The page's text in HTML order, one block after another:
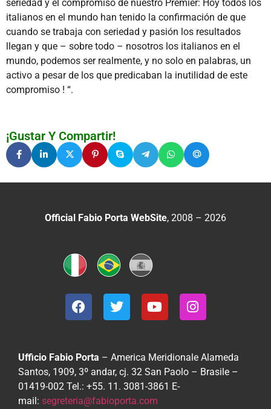
seriedad y el compromiso de nuestro Premier: Hoy todos los
italianos en el mundo han tenido la confirmación de que
cuando se trabaja con seriedad y pasión los resultados
llegan y que – sobre todo – nosotros los italianos en el
mundo, podemos ser realmente, y no solo en palabras, un
activo a pesar de los que predicaban la inutilidad de este
compromiso ! “.
¡Gustar Y Compartir!
Official Fabio Porta WebSite, 2008 – 2026
Ufficio Fabio Porta – America Meridionale Alameda
Santos, 1909, 3º andar, cj. 32 San Paolo – Brasile –
01419-002 Tel.: +55. 11. 3081-3861 E-
mail: segreteria@fabioporta.com